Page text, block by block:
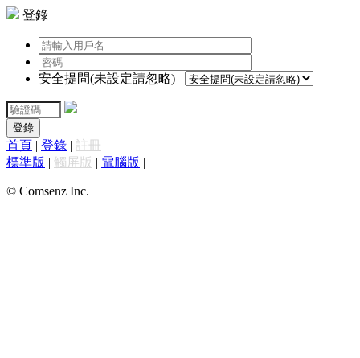
登錄
安全提問(未設定請忽略)
登錄
首頁 | 登錄 | 註冊
標準版 | 觸屏版 | 電腦版 |
© Comsenz Inc.